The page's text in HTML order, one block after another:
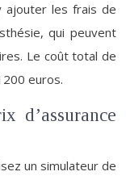
les frais de
qui peuvent
Le coût total de
euros.
d’assurance
un simulateur de